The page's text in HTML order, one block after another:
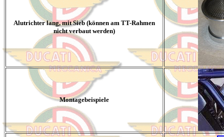
Alutrichter lang, mit Sieb (können am TT-Rahmen
nicht verbaut werden)
Montagebeispiele